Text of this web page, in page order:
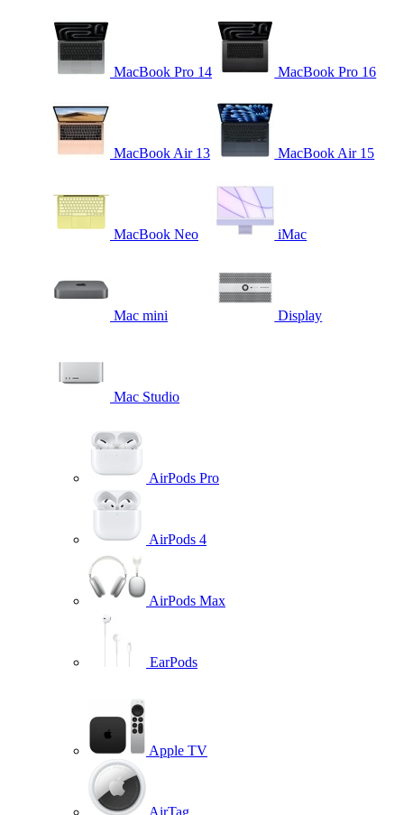
MacBook Pro 14 MacBook Pro 16
MacBook Air 13 MacBook Air 15
MacBook Neo iMac
Mac mini Display
Mac Studio
AirPods Pro
AirPods 4
AirPods Max
EarPods
Apple TV